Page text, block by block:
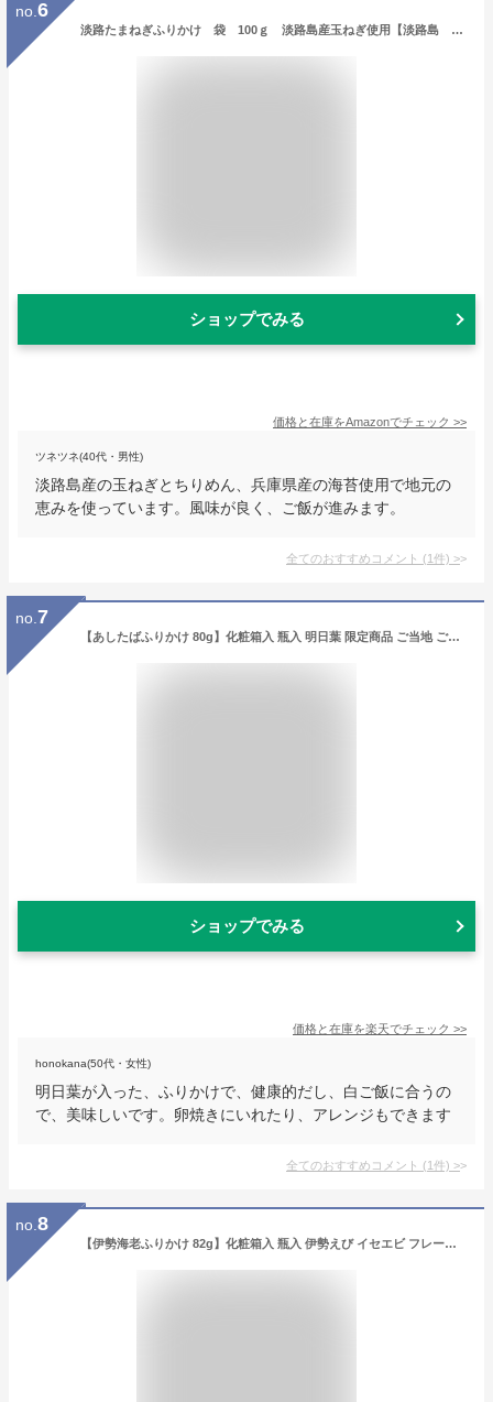
no. 6
淡路たまねぎふりかけ 袋 100ｇ 淡路島産玉ねぎ使用【淡路島 鳴門千鳥本舗】ご飯のおとも お供 ご当地ふりかけ
ショップでみる
価格と在庫をAmazonでチェック >>
ツネツネ(40代・男性)
淡路島産の玉ねぎとちりめん、兵庫県産の海苔使用で地元の
恵みを使っています。風味が良く、ご飯が進みます。
全てのおすすめコメント (1件) >
no. 7
【あしたばふりかけ 80g】化粧箱入 瓶入 明日葉 限定商品 ご当地 ご飯のお供 東京の島 伊豆諸島 神津島 お土産 ギフト
ショップでみる
価格と在庫を楽天でチェック >>
honokana(50代・女性)
明日葉が入った、ふりかけで、健康的だし、白ご飯に合うの
で、美味しいです。卵焼きにいれたり、アレンジもできます
全てのおすすめコメント (1件) >
no. 8
【伊勢海老ふりかけ 82g】化粧箱入 瓶入 伊勢えび イセエビ フレーク 限定商品 ご当地 ご飯のお供 東京の島 伊豆諸島 神津島 お土産 ギフト